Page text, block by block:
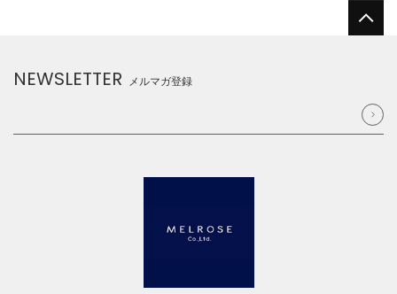
NEWSLETTER メルマガ登録